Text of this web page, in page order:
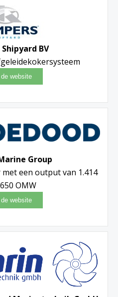
BV
Group
een output van 1.414
OMW